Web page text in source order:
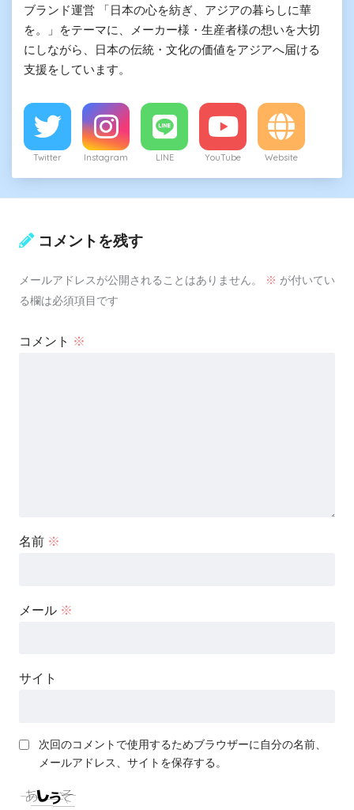
ブランド運営 「日本の心を紡ぎ、アジアの暮らしに華
を。」をテーマに、メーカー様・生産者様の想いを大切
にしながら、日本の伝統・文化の価値をアジアへ届ける
支援をしています。
Twitter Instagram LINE YouTube Website
コメントを残す
メールアドレスが公開されることはありません。 ※ が付いてい
る欄は必須項目です
コメント ※
名前 ※
メール ※
サイト
次回のコメントで使用するためブラウザーに自分の名前、
メールアドレス、サイトを保存する。